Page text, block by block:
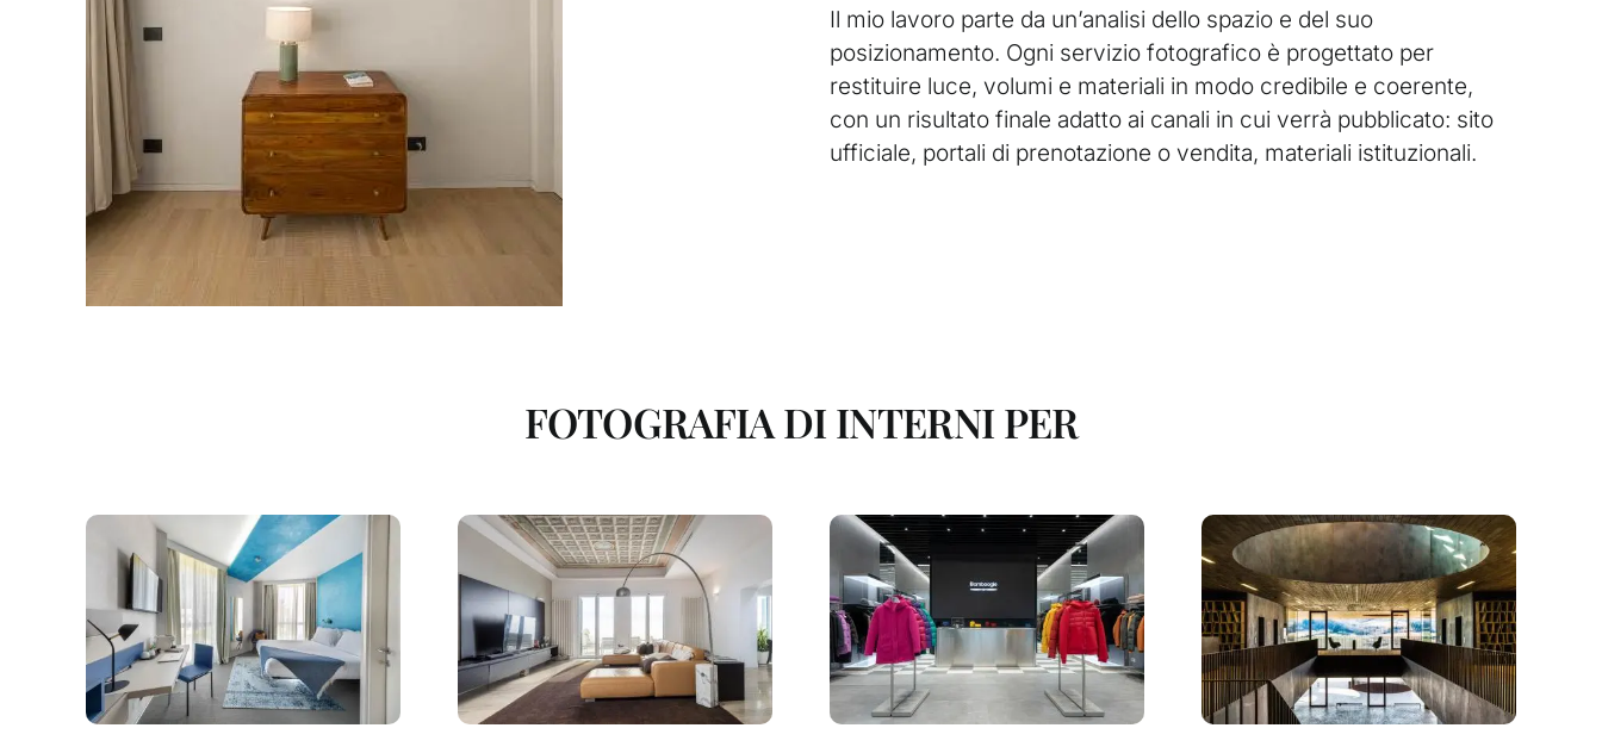
Il mio lavoro parte da un’analisi dello spazio e del suo
posizionamento. Ogni servizio fotografico è progettato per
restituire luce, volumi e materiali in modo credibile e coerente,
con un risultato finale adatto ai canali in cui verrà pubblicato: sito
ufficiale, portali di prenotazione o vendita, materiali istituzionali.
FOTOGRAFIA DI INTERNI PER